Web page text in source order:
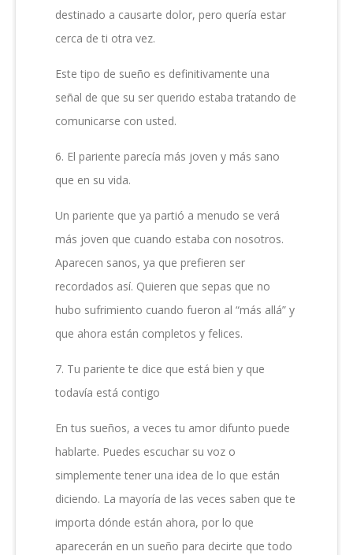
destinado a causarte dolor, pero quería estar
cerca de ti otra vez.
Este tipo de sueño es definitivamente una
señal de que su ser querido estaba tratando de
comunicarse con usted.
6. El pariente parecía más joven y más sano
que en su vida.
Un pariente que ya partió a menudo se verá
más joven que cuando estaba con nosotros.
Aparecen sanos, ya que prefieren ser
recordados así. Quieren que sepas que no
hubo sufrimiento cuando fueron al “más allá” y
que ahora están completos y felices.
7. Tu pariente te dice que está bien y que
todavía está contigo
En tus sueños, a veces tu amor difunto puede
hablarte. Puedes escuchar su voz o
simplemente tener una idea de lo que están
diciendo. La mayoría de las veces saben que te
importa dónde están ahora, por lo que
aparecerán en un sueño para decirte que todo